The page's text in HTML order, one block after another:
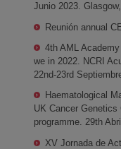
Junio 2023.
Reunión annual
4th AML
we in 2022. NCRI
22nd-23rd
Haematological
UK Cancer Genetics
programme. 29th
XV Jornada de